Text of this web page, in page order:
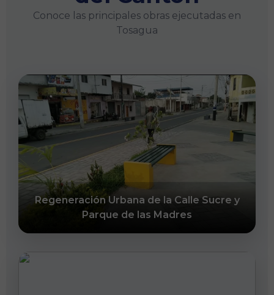
Conoce las principales obras ejecutadas en
Tosagua
Regeneración Urbana de la Calle Sucre y
Parque de las Madres